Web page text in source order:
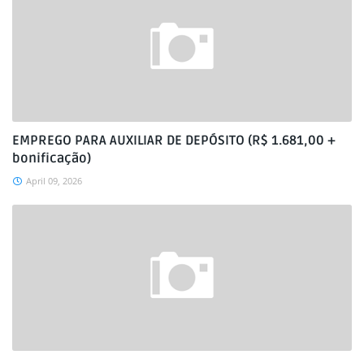
EMPREGO PARA AUXILIAR DE DEPÓSITO (R$ 1.681,00 +
bonificação)
April 09, 2026